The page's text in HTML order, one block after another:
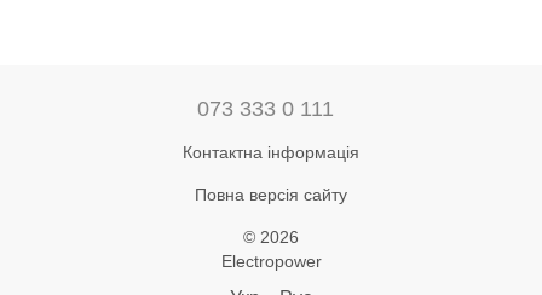
073 333 0 111
Контактна інформація
Повна версія сайту
© 2026
Electropower